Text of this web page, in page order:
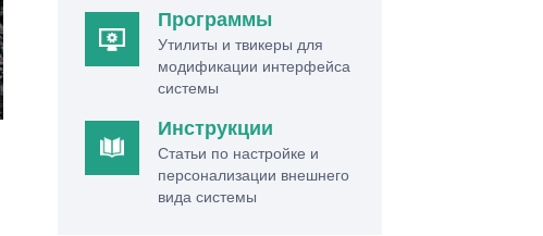
Программы
Утилиты и твикеры для
модификации интерфейса
системы
Инструкции
Статьи по настройке и
персонализации внешнего
вида системы